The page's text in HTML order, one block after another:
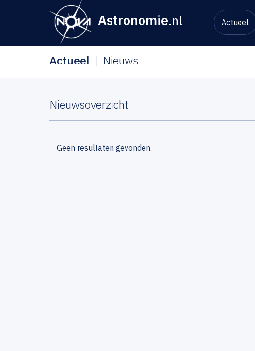
Astronomie.nl Actueel
Actueel Nieuws
Nieuwsoverzicht
Geen resultaten gevonden.